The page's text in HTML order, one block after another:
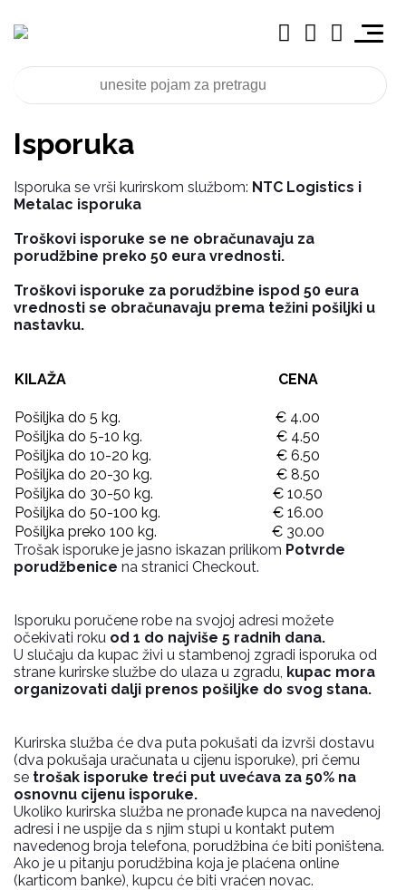
Isporuka
Isporuka se vrši kurirskom službom: NTC Logistics i
Metalac isporuka
Troškovi isporuke se ne obračunavaju za
porudžbine preko 50 eura vrednosti.
Troškovi isporuke za porudžbine ispod 50 eura
vrednosti se obračunavaju prema težini pošiljki u
nastavku.
KILAŽA CENA
Pošiljka do 5 kg.
€ 4.00
Pošiljka do 5-10 kg.
€ 4.50
Pošiljka do 10-20 kg.
€ 6.50
Pošiljka do 20-30 kg.
€ 8.50
Pošiljka do 30-50 kg.
€ 10.50
Pošiljka do 50-100 kg.
€ 16.00
Pošiljka preko 100 kg.
€ 30.00
Trošak isporuke je jasno iskazan prilikom Potvrde
porudžbenice na stranici Checkout.
Isporuku poručene robe na svojoj adresi možete
očekivati roku od 1 do najviše 5 radnih dana.
U slučaju da kupac živi u stambenoj zgradi isporuka od
strane kurirske službe do ulaza u zgradu, kupac mora
organizovati dalji prenos pošiljke do svog stana.
Kurirska služba će dva puta pokušati da izvrši dostavu
(dva pokušaja uračunata u cijenu isporuke), pri čemu
se trošak isporuke treći put uvećava za 50% na
osnovnu cijenu isporuke.
Ukoliko kurirska služba ne pronađe kupca na navedenoj
adresi i ne uspije da s njim stupi u kontakt putem
navedenog broja telefona, porudžbina će biti poništena.
Ako je u pitanju porudžbina koja je plaćena online
(karticom banke), kupcu će biti vraćen novac.